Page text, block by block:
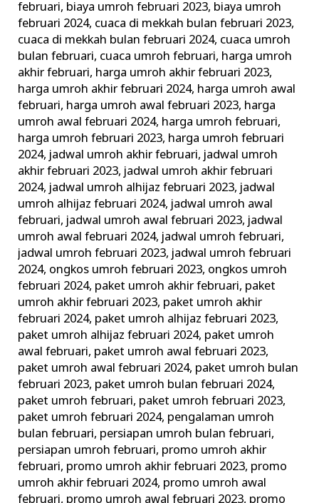
februari, biaya umroh februari 2023, biaya umroh
februari 2024, cuaca di mekkah bulan februari 2023,
cuaca di mekkah bulan februari 2024, cuaca umroh
bulan februari, cuaca umroh februari, harga umroh
akhir februari, harga umroh akhir februari 2023,
harga umroh akhir februari 2024, harga umroh awal
februari, harga umroh awal februari 2023, harga
umroh awal februari 2024, harga umroh februari,
harga umroh februari 2023, harga umroh februari
2024, jadwal umroh akhir februari, jadwal umroh
akhir februari 2023, jadwal umroh akhir februari
2024, jadwal umroh alhijaz februari 2023, jadwal
umroh alhijaz februari 2024, jadwal umroh awal
februari, jadwal umroh awal februari 2023, jadwal
umroh awal februari 2024, jadwal umroh februari,
jadwal umroh februari 2023, jadwal umroh februari
2024, ongkos umroh februari 2023, ongkos umroh
februari 2024, paket umroh akhir februari, paket
umroh akhir februari 2023, paket umroh akhir
februari 2024, paket umroh alhijaz februari 2023,
paket umroh alhijaz februari 2024, paket umroh
awal februari, paket umroh awal februari 2023,
paket umroh awal februari 2024, paket umroh bulan
februari 2023, paket umroh bulan februari 2024,
paket umroh februari, paket umroh februari 2023,
paket umroh februari 2024, pengalaman umroh
bulan februari, persiapan umroh bulan februari,
persiapan umroh februari, promo umroh akhir
februari, promo umroh akhir februari 2023, promo
umroh akhir februari 2024, promo umroh awal
februari, promo umroh awal februari 2023, promo